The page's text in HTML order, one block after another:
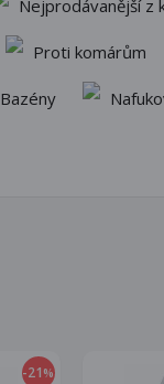
Nejprodávanější z
Proti komárům
Bazény
-21 %